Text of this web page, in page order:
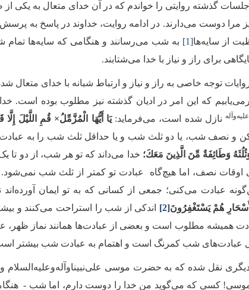
گذشته روایتی را خواندم که در آن خدای متعال به یکی
مرا دوست می‌دارند. در ادامه روایت، خداوند در پاسخ به
از سایه‌ها[1] به شب می‌رسانند و هنگامی که سایه‌ها تمام
برای راز و نیاز با خدا می‌شتابند.
توجه خاصی به راز و نیاز و ارتباط شبانه با خدای
که این امر در ادیان گذشته نیز مطلوب بوده است.
نازل شده است، می‌فرماید:یَا أَیُّهَا الْمُزَّمِّلُ× قُمِ اللَّیْلَ
و نصف شب، یا دو ثلث شب و یا حداقل ثلث شب را به
وَطَائِفَةٌ مِّنَ الَّذِینَ مَعَكَ؛ خدا می‌داند که تو هر شب، از دو
اوقات نصف، اما هیچ‌گاه عبادت تو کمتر از ثلث شب
عبادت می‌کنی؛ جمعی از کسانی که به تو ایمان آورده‌اند
هُمْ یَسْتَغْفِرُونَ[2] اندکی از شب را استراحت می‌کنند و
همیشه مطلوب است و بعضی از عبادت‌ها همانند نماز ظهر،
عبادت‌های شب کمرنگ است و اهتمام به عبادت شب بیشتر
نقل شده که به حضرت موسی
کسی که می‌گوید من خدا را دوست دارم، اما شب -